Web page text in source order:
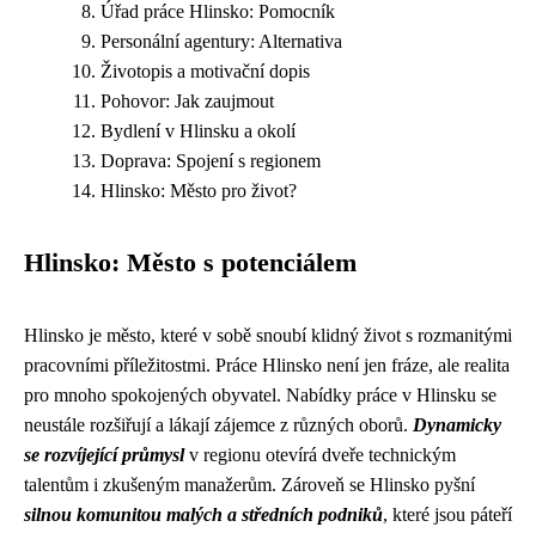
Úřad práce Hlinsko: Pomocník
Personální agentury: Alternativa
Životopis a motivační dopis
Pohovor: Jak zaujmout
Bydlení v Hlinsku a okolí
Doprava: Spojení s regionem
Hlinsko: Město pro život?
Hlinsko: Město s potenciálem
Hlinsko je město, které v sobě snoubí klidný život s rozmanitými
pracovními příležitostmi. Práce Hlinsko není jen fráze, ale realita
pro mnoho spokojených obyvatel. Nabídky práce v Hlinsku se
neustále rozšiřují a lákají zájemce z různých oborů. Dynamicky
se rozvíjející průmyslv regionu otevírá dveře technickým
talentům i zkušeným manažerům. Zároveň se Hlinsko pyšní
silnou komunitou malých a středních podniků, které jsou páteří